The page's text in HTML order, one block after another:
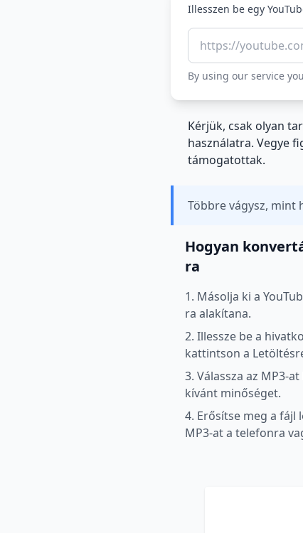
Illesszen be egy
https://
By using our service
Kérjük, csak olyan
használatra. Vegye
támogatottak.
Többre vágysz, mint
Hogyan
ra
1. Másolja ki a
ra alakítana.
2. Illessze be a
kattintson a
3. Válassza az MP3-
kívánt minőséget.
4. Erősítse meg a fájl
MP3-at a telefonra